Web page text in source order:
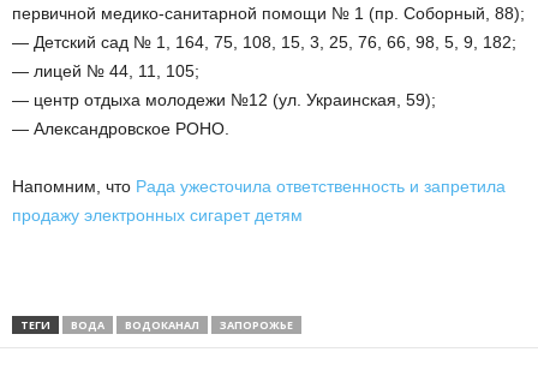
первичной медико-санитарной помощи № 1 (пр. Соборный, 88);
— Детский сад № 1, 164, 75, 108, 15, 3, 25, 76, 66, 98, 5, 9, 182;
— лицей № 44, 11, 105;
— центр отдыха молодежи №12 (ул. Украинская, 59);
— Александровское РОНО.
Напомним, что Рада ужесточила ответственность и запретила
продажу электронных сигарет детям
ТЕГИ ВОДА ВОДОКАНАЛ ЗАПОРОЖЬЕ